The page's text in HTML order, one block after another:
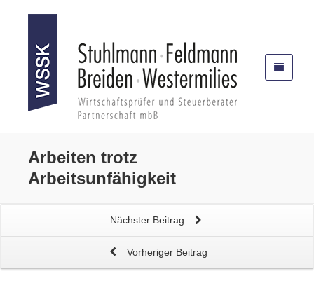
Arbeiten trotz
Arbeitsunfähigkeit
Nächster Beitrag
Vorheriger Beitrag